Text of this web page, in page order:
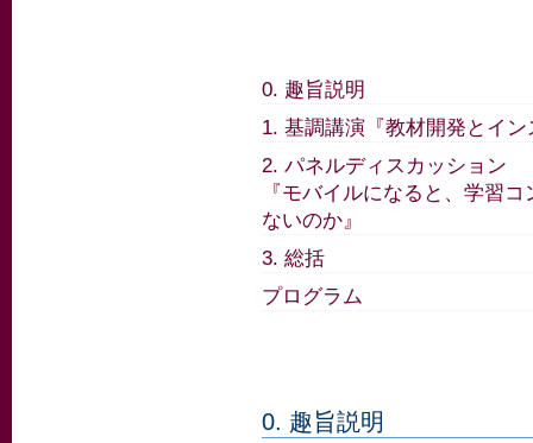
0. 趣旨説明
1. 基調講演『教材開発とイ
2. パネルディスカッション
『モバイルになると、学習
ないのか』
3. 総括
プログラム
0. 趣旨説明